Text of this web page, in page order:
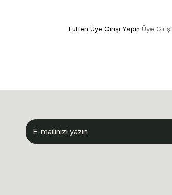
Lütfen Üye Girişi Yapın Üye Girişi